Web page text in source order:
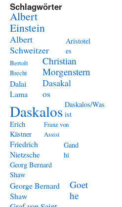
Schlagwörter
Albert
Einstein
Albert
Schweitzer
Aristotel
es
Bertolt
Brecht
Christian
Morgenstern
Dalai
Lama
Dasakal
os
Daskalos Daskalos/Was
ist
Erich
Kästner
Franz von
Assisi
Friedrich
Nietzsche
Gand
hi
Georg Bernard
Shaw
George Bernard
Shaw
Goet
he